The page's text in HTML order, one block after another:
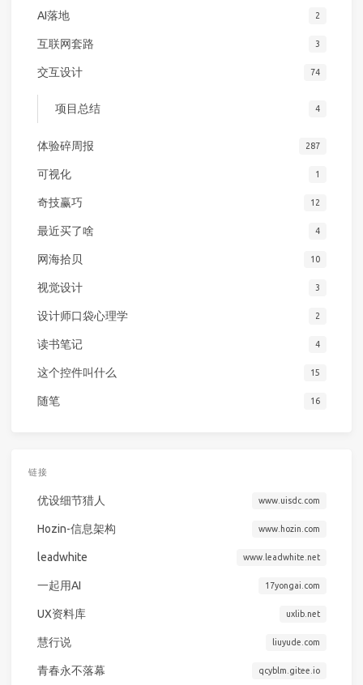
AI落地 2
互联网套路 3
交互设计 74
项目总结 4
体验碎周报 287
可视化 1
奇技赢巧 12
最近买了啥 4
网海拾贝 10
视觉设计 3
设计师口袋心理学 2
读书笔记 4
这个控件叫什么 15
随笔 16
链接
优设细节猎人 www.uisdc.com
Hozin-信息架构 www.hozin.com
leadwhite www.leadwhite.net
一起用AI 17yongai.com
UX资料库 uxlib.net
慧行说 liuyude.com
青春永不落幕 qcyblm.gitee.io